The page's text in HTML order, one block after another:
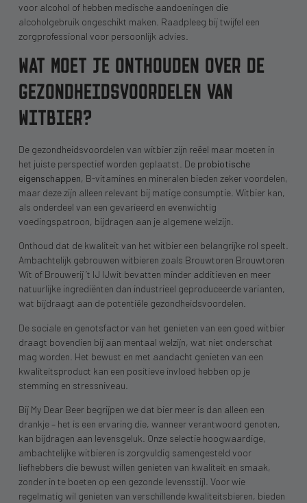
voor alcohol of hebben medische aandoeningen die
alcoholgebruik ongeschikt maken. Raadpleeg bij twijfel een
zorgprofessional voor persoonlijk advies.
WAT MOET JE ONTHOUDEN OVER DE
GEZONDHEIDSVOORDELEN VAN
WITBIER?
De gezondheidsvoordelen van witbier zijn reëel maar moeten in
het juiste perspectief worden geplaatst. De probiotische
eigenschappen, B-vitamines en mineralen bieden zeker voordelen,
maar deze zijn alleen relevant bij matige consumptie. Witbier kan,
als onderdeel van een gevarieerd en evenwichtig
voedingspatroon, bijdragen aan je algemene welzijn.
Onthoud dat de kwaliteit van het witbier een belangrijke rol speelt.
Ambachtelijk gebrouwen witbieren zoals Brouwtoren Brouwtoren
Wit of Brouwerij ’t IJ IJwit bevatten minder additieven en meer
natuurlijke ingrediënten dan industrieel geproduceerde varianten,
wat bijdraagt aan de potentiële gezondheidsvoordelen.
De sociale en genotsfactor van het genieten van een goed witbier
draagt bovendien bij aan mentaal welzijn, wat niet onderschat
mag worden. Het bewust en met aandacht genieten van een
kwaliteitsproduct kan een positieve invloed hebben op je
stemming en stressniveau.
Bij My Dear Beer begrijpen we dat bier meer is dan alleen een
drankje – het is een ervaring die, wanneer verantwoord genoten,
kan bijdragen aan levensgeluk. Onze selectie hoogwaardige,
ambachtelijke witbieren is zorgvuldig samengesteld voor
liefhebbers die bewust willen genieten van kwaliteit en smaak,
zonder in te boeten op een gezonde levensstijl. Voor wie
regelmatig wil genieten van verschillende kwaliteitsbieren, bieden